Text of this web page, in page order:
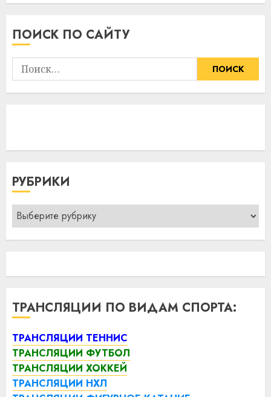
ПОИСК ПО САЙТУ
Найти:
РУБРИКИ
Рубрики
ТРАНСЛЯЦИИ ПО ВИДАМ СПОРТА:
ТРАНСЛЯЦИИ ТЕННИС
ТРАНСЛЯЦИИ ФУТБОЛ
ТРАНСЛЯЦИИ ХОККЕЙ
ТРАНСЛЯЦИИ НХЛ